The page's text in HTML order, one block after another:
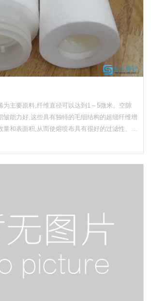
为主要原料,纤维直径可以达到1～5微米。空隙
皱能力好,这些具有独特的毛细结构的超细纤维增
量和表面积,从而使熔喷布具有很好的过滤性、屏
性。可用于空气、液体过滤材料、隔离材料、吸
blown n